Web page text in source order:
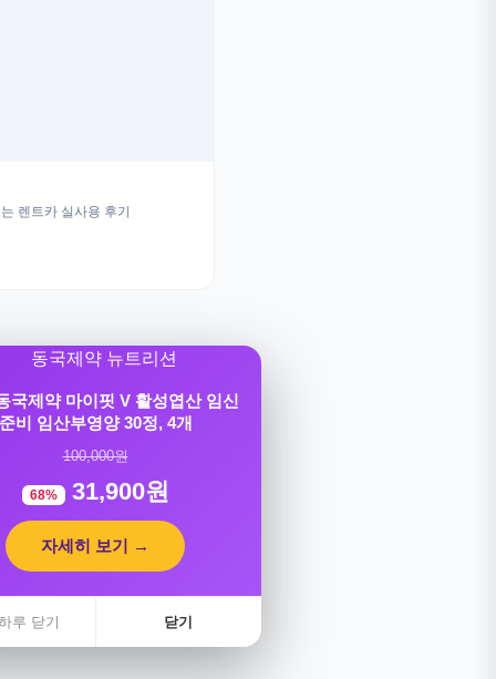
렌트카 실사용 후기
국제약 마이핏 V 활성엽산 임신
준비 임산부영양 30정, 4개
100,000원
68% 31,900원
자세히 보기 →
루 닫기 닫기